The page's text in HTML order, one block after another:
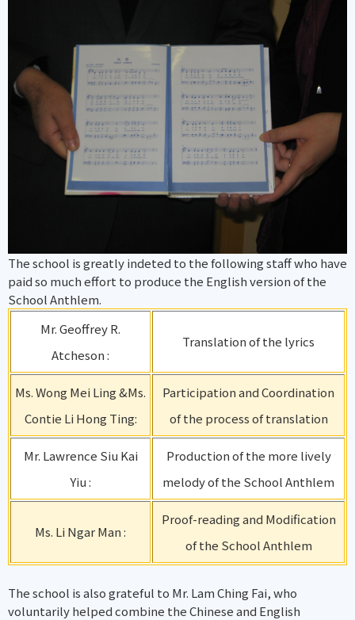
The school is greatly indeted to the following staff who have
paid so much effort to produce the English version of the
School Anthlem.
Mr. Geoffrey R.
Atcheson :
Translation of the lyrics
Ms. Wong Mei Ling &Ms.
Contie Li Hong Ting:
Participation and Coordination
of the process of translation
Mr. Lawrence Siu Kai
Yiu :
Production of the more lively
melody of the School Anthlem
Ms. Li Ngar Man :
Proof-reading and Modification
of the School Anthlem
The school is also grateful to Mr. Lam Ching Fai, who
voluntarily helped combine the Chinese and English